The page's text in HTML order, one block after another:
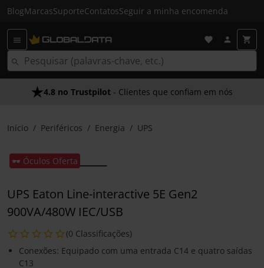
BlogMarcasSuporteContatosSeguir a minha encomenda
4.8 no Trustpilot - Clientes que confiam em nós
Início Periféricos Energia UPS
🕶️ Óculos Oferta
UPS Eaton Line-interactive 5E Gen2
900VA/480W IEC/USB
(0 Classificações)
Conexões: Equipado com uma entrada C14 e quatro saídas
C13